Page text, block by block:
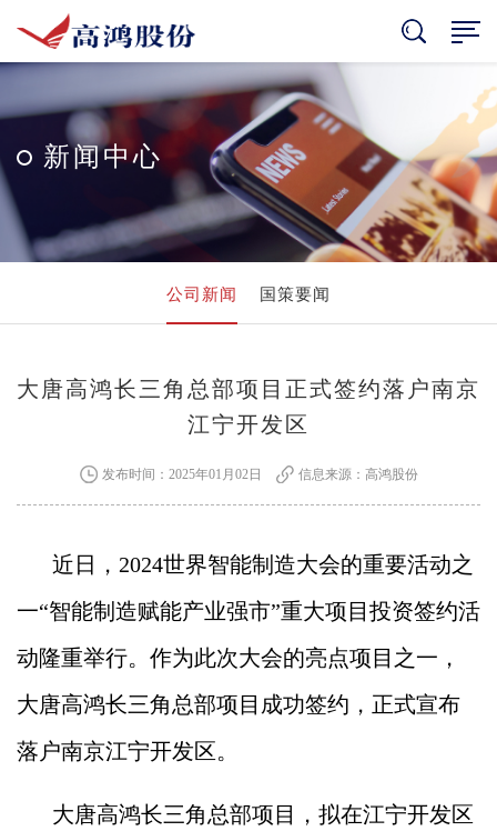
新闻中心
公司新闻 国策要闻
大唐高鸿长三角总部项目正式签约落户南京
江宁开发区
发布时间：2025年01月02日 信息来源：高鸿股份
近日，2024世界智能制造大会的重要活动之
一“智能制造赋能产业强市”重大项目投资签约活
动隆重举行。作为此次大会的亮点项目之一，
大唐高鸿长三角总部项目成功签约，正式宣布
落户南京江宁开发区。
大唐高鸿长三角总部项目，拟在江宁开发区